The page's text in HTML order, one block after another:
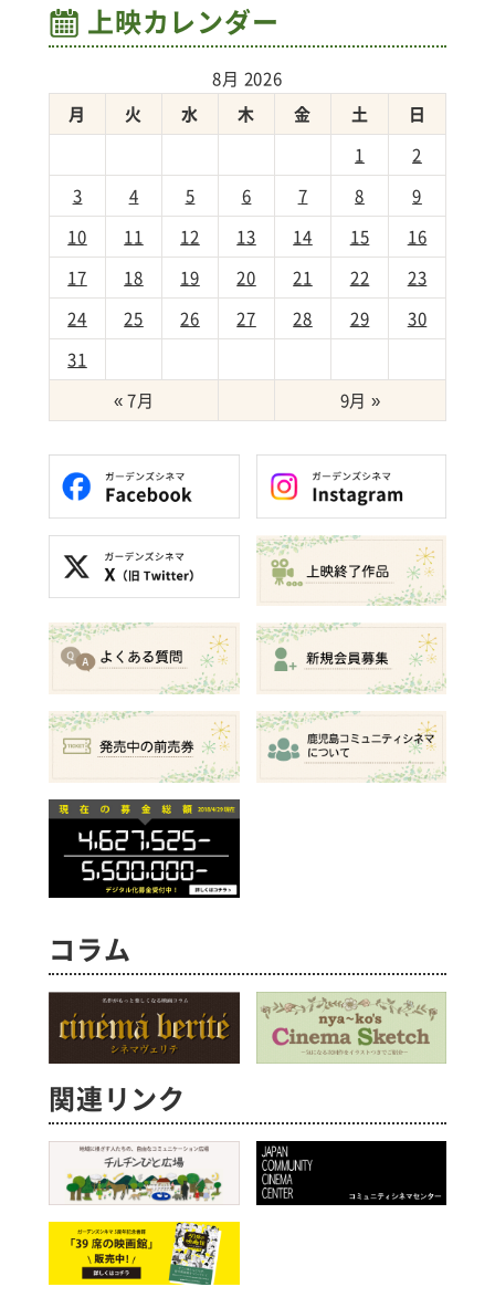
上映カレンダー
8月 2026
月
火 水 木 金 土
日
1
2
3
4 5 6 7 8
9
10
11 12 13 14 15
16
17
18 19 20 21 22
23
24
25 26 27 28 29
30
31
« 7月
9月 »
コラム
関連リンク